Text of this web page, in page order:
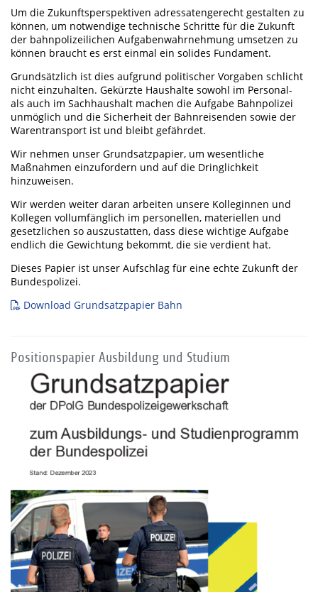
Um die Zukunftsperspektiven adressatengerecht gestalten zu
können, um notwendige technische Schritte für die Zukunft
der bahnpolizeilichen Aufgabenwahrnehmung umsetzen zu
können braucht es erst einmal ein solides Fundament.
Grundsätzlich ist dies aufgrund politischer Vorgaben schlicht
nicht einzuhalten. Gekürzte Haushalte sowohl im Personal-
als auch im Sachhaushalt machen die Aufgabe Bahnpolizei
unmöglich und die Sicherheit der Bahnreisenden sowie der
Warentransport ist und bleibt gefährdet.
Wir nehmen unser Grundsatzpapier, um wesentliche
Maßnahmen einzufordern und auf die Dringlichkeit
hinzuweisen.
Wir werden weiter daran arbeiten unsere Kolleginnen und
Kollegen vollumfänglich im personellen, materiellen und
gesetzlichen so auszustatten, dass diese wichtige Aufgabe
endlich die Gewichtung bekommt, die sie verdient hat.
Dieses Papier ist unser Aufschlag für eine echte Zukunft der
Bundespolizei.
Download Grundsatzpapier Bahn
Positionspapier Ausbildung und Studium